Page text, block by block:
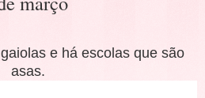
e há escolas que são
asas.